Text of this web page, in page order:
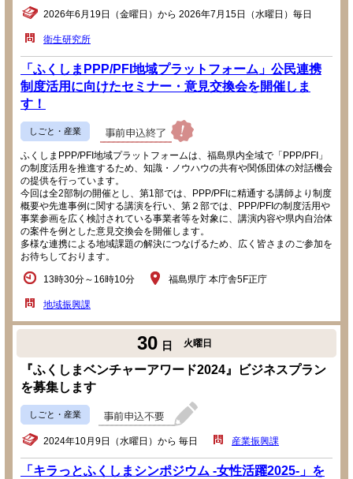
2026年6月19日（金曜日）から 2026年7月15日（水曜日）毎日
衛生研究所
「ふくしまPPP/PFI地域プラットフォーム」公民連携
制度活用に向けたセミナー・意見交換会を開催しま
す！
しごと・産業
ふくしまPPP/PFI地域プラットフォームは、福島県内全域で「PPP/PFI」
の制度活用を推進するため、知識・ノウハウの共有や関係団体の対話機会
の提供を行っています。
今回は全2部制の開催とし、第1部では、PPP/PFIに精通する講師より制度
概要や先進事例に関する講演を行い、第２部では、PPP/PFIの制度活用や
事業参画を広く検討されている事業者等を対象に、講演内容や県内自治体
の案件を例とした意見交換会を開催します。
多様な連携による地域課題の解決につなげるため、広く皆さまのご参加を
お待ちしております。
13時30分～16時10分 福島県庁 本庁舎5F正庁
地域振興課
30 日 火曜日
『ふくしまベンチャーアワード2024』ビジネスプラン
を募集します
しごと・産業
2024年10月9日（水曜日）から 毎日 産業振興課
「キラっとふくしまシンポジウム -女性活躍2025-」を